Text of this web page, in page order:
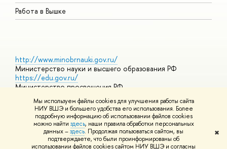
Мы используем файлы cookies для улучшения работы сайта
НИУ ВШЭ и большего удобства его использования. Более
подробную информацию об использовании файлов cookies
можно найти здесь, наши правила обработки персональных
данных –здесь. Продолжая пользоваться сайтом, вы
подтверждаете, что были проинформированы об
использовании файлов cookies сайтом НИУ ВШЭ и согласны
✖
Работа в Вышке
http://www.minobrnauki.gov.ru/
Министерство науки и высшего образования РФ
https://edu.gov.ru/
Министерство просвещения РФ
https://elearning.hse.ru/mooc
Массовые открытые онлайн-курсы
© НИУ ВШЭ 1993–2026 Адреса и контактыУсловия
использования материалов Политика конфиденциальности